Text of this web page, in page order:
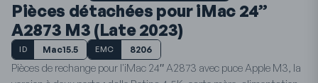
Pièces détachées pour iMac 24”
A2873 M3 (Late 2023)
ID Mac15.5 EMC 8206
Pièces de rechange pour l'iMac 24″ A2873 avec puce Apple M3, la